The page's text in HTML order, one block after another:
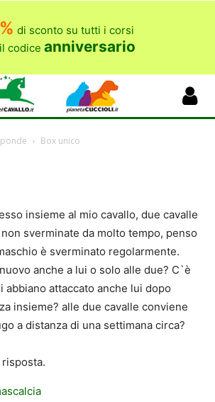
di sconto su tutti i corsi
codice anniversario
Box unico
insieme al mio cavallo, due cavalle
sverminate da molto tempo, penso
è sverminato regolarmente.
anche a lui o solo alle due? C`è
abbiano attaccato anche lui dopo
insieme? alle due cavalle conviene
a distanza di una settimana circa?